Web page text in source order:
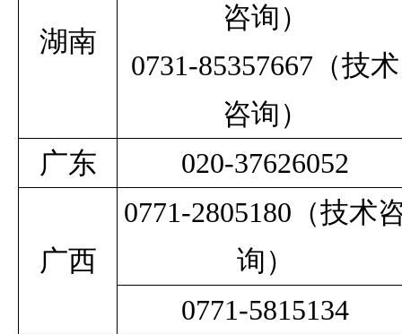
湖南
咨询）
0731-85357667（技术
咨询）
广东
020-37626052
广西
0771-2805180 （技术
询）
0771-5815134